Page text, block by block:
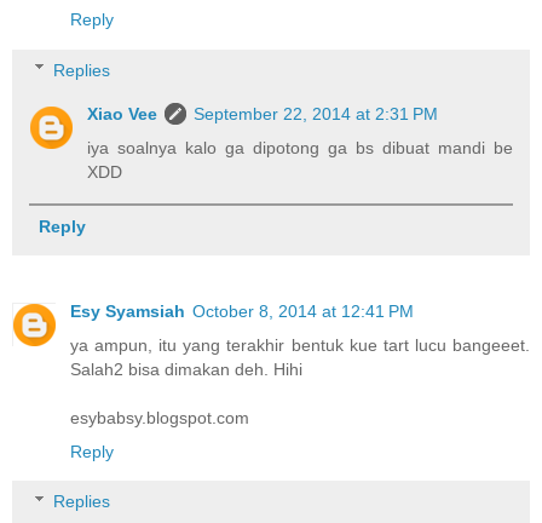
Reply
Replies
Xiao Vee
September 22, 2014 at 2:31 PM
iya soalnya kalo ga dipotong ga bs dibuat mandi be
XDD
Reply
Esy Syamsiah October 8, 2014 at 12:41 PM
ya ampun, itu yang terakhir bentuk kue tart lucu bangeeet.
Salah2 bisa dimakan deh. Hihi
esybabsy.blogspot.com
Reply
Replies